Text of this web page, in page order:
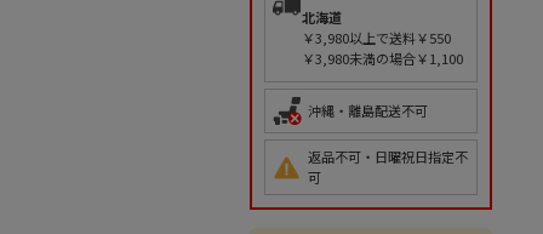
北海道
￥3,980以上で送料￥550
￥3,980未満の場合￥1,100
沖縄・離島配送不可
返品不可・日曜祝日指定不
可